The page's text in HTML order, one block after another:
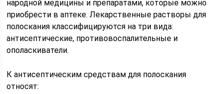
народной медицины и препаратами, которые можно
приобрести в аптеке. Лекарственные растворы для
полоскания классифицируются на три вида:
антисептические, противовоспалительные и
ополаскиватели.
К антисептическим средствам для полоскания
относят: